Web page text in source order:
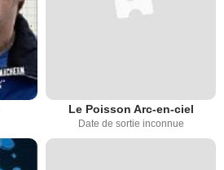
Le Poisson Arc-en-ciel
Date de sortie inconnue